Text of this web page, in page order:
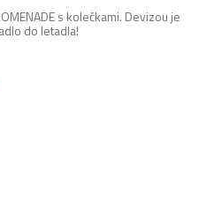
s kolečkami. Devizou je
do letadla!